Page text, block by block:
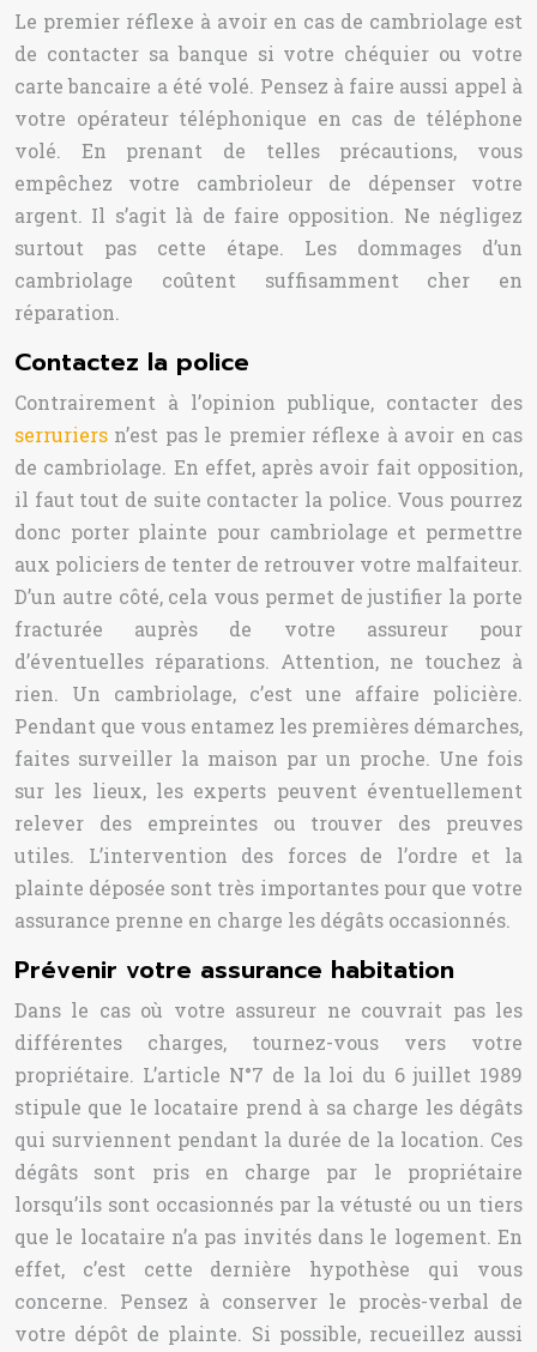
Le premier réflexe à avoir en cas de cambriolage est
de contacter sa banque si votre chéquier ou votre
carte bancaire a été volé. Pensez à faire aussi appel à
votre opérateur téléphonique en cas de téléphone
volé. En prenant de telles précautions, vous
empêchez votre cambrioleur de dépenser votre
argent. Il s’agit là de faire opposition. Ne négligez
surtout pas cette étape. Les dommages d’un
cambriolage coûtent suffisamment cher en
réparation.
Contactez la police
Contrairement à l’opinion publique, contacter des
serruriers n’est pas le premier réflexe à avoir en cas
de cambriolage. En effet, après avoir fait opposition,
il faut tout de suite contacter la police. Vous pourrez
donc porter plainte pour cambriolage et permettre
aux policiers de tenter de retrouver votre malfaiteur.
D’un autre côté, cela vous permet de justifier la porte
fracturée auprès de votre assureur pour
d’éventuelles réparations. Attention, ne touchez à
rien. Un cambriolage, c’est une affaire policière.
Pendant que vous entamez les premières démarches,
faites surveiller la maison par un proche. Une fois
sur les lieux, les experts peuvent éventuellement
relever des empreintes ou trouver des preuves
utiles. L’intervention des forces de l’ordre et la
plainte déposée sont très importantes pour que votre
assurance prenne en charge les dégâts occasionnés.
Prévenir votre assurance habitation
Dans le cas où votre assureur ne couvrait pas les
différentes charges, tournez-vous vers votre
propriétaire. L’article N°7 de la loi du 6 juillet 1989
stipule que le locataire prend à sa charge les dégâts
qui surviennent pendant la durée de la location. Ces
dégâts sont pris en charge par le propriétaire
lorsqu’ils sont occasionnés par la vétusté ou un tiers
que le locataire n’a pas invités dans le logement. En
effet, c’est cette dernière hypothèse qui vous
concerne. Pensez à conserver le procès-verbal de
votre dépôt de plainte. Si possible, recueillez aussi